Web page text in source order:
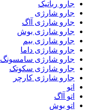
جارو رباتیک
جارو شارژی
جارو شارژی آاگ
جارو شارژی بوش
جارو شارژی بیم
جارو شارژی داما
جارو شارژی سامسونگ
جارو شارژی سکوتک
جارو شارژی کارچر
اتو
اتو آاگ
اتو بوش